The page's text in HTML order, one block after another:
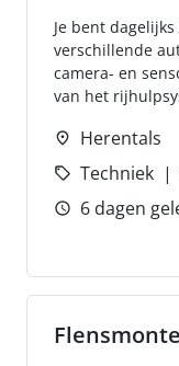
Je bent
verschillende
camera- en
van het
Herentals
Techniek
6 dagen